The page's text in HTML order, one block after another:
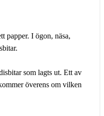
papper. I ögon, näsa,
som lagts ut. Ett av
överens om vilken